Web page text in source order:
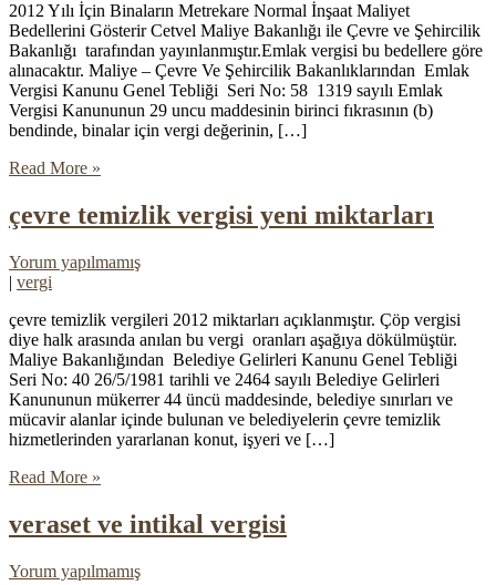
2012 Yılı İçin Binaların Metrekare Normal İnşaat Maliyet
Bedellerini Gösterir Cetvel Maliye Bakanlığı ile Çevre ve Şehircilik
Bakanlığı tarafından yayınlanmıştır.Emlak vergisi bu bedellere göre
alınacaktır. Maliye – Çevre Ve Şehircilik Bakanlıklarından Emlak
Vergisi Kanunu Genel Tebliği Seri No: 58 1319 sayılı Emlak
Vergisi Kanununun 29 uncu maddesinin birinci fıkrasının (b)
bendinde, binalar için vergi değerinin, […]
Read More »
çevre temizlik vergisi yeni miktarları
Yorum yapılmamış
| vergi
çevre temizlik vergileri 2012 miktarları açıklanmıştır. Çöp vergisi
diye halk arasında anılan bu vergi oranları aşağıya dökülmüştür.
Maliye Bakanlığından Belediye Gelirleri Kanunu Genel Tebliği
Seri No: 40 26/5/1981 tarihli ve 2464 sayılı Belediye Gelirleri
Kanununun mükerrer 44 üncü maddesinde, belediye sınırları ve
mücavir alanlar içinde bulunan ve belediyelerin çevre temizlik
hizmetlerinden yararlanan konut, işyeri ve […]
Read More »
veraset ve intikal vergisi
Yorum yapılmamış